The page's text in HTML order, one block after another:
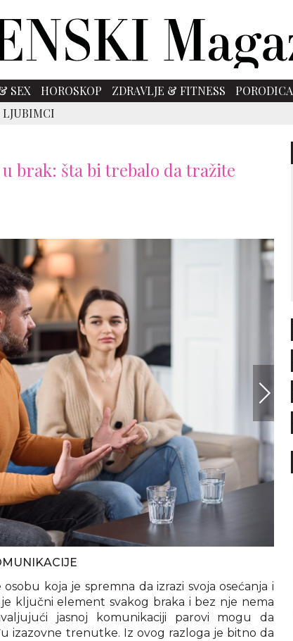
SEX HOROSKOP ZDRAVLJE & FITNESS PORODICA
brak: šta bi trebalo da tražite
koja je spremna da izrazi svoja osećanja i
je ključni element svakog braka i bez nje nema
jasnoj komunikaciji parovi mogu da
izazovne trenutke. Iz ovog razloga je bitno da